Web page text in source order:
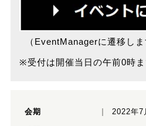
（EventManagerに遷移しま
※受付は開催当日の午前0時ま
会期 2022年7